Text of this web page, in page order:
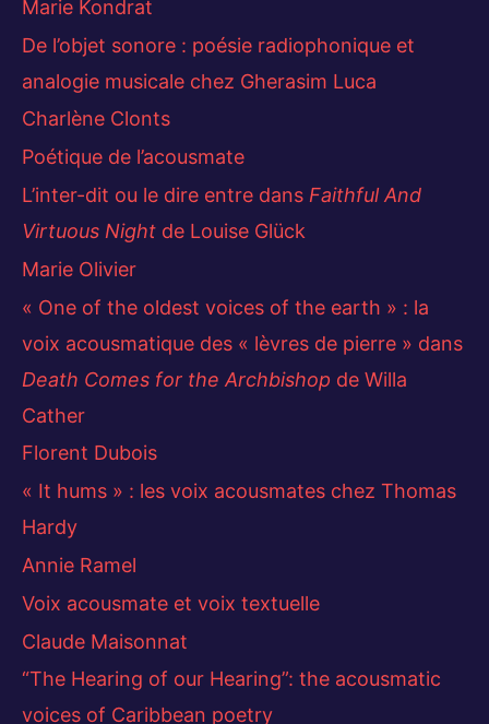
Marie Kondrat
De l’objet sonore : poésie radiophonique et
analogie musicale chez Gherasim Luca
Charlène Clonts
Poétique de l’acousmate
L’inter-dit ou le dire entre dans Faithful And
Virtuous Night de Louise Glück
Marie Olivier
« One of the oldest voices of the earth » : la
voix acousmatique des « lèvres de pierre » dans
Death Comes for the Archbishop de Willa
Cather
Florent Dubois
« It hums » : les voix acousmates chez Thomas
Hardy
Annie Ramel
Voix acousmate et voix textuelle
Claude Maisonnat
“The Hearing of our Hearing”: the acousmatic
voices of Caribbean poetry